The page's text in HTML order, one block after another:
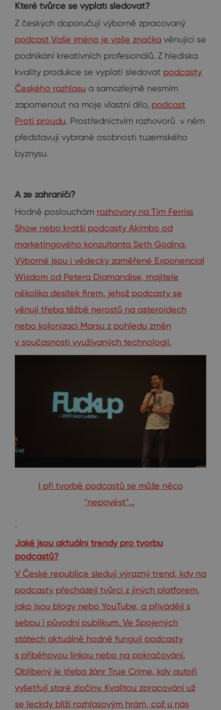
Které tvůrce se vyplatí sledovat?
Z českých doporučuji výborně zpracovaný
podcast Vaše jméno je vaše značka věnující se
podnikání kreativních profesionálů. Z hlediska
kvality produkce se vyplatí sledovat podcasty
Českého rozhlasu a samozřejmě nesmím
zapomenout na moje vlastní dílo, podcast
Proti proudu. Prostřednictvím rozhovorů v něm
představuji vybrané osobnosti tuzemského
byznysu.
A ze zahraničí?
Hodně poslouchám rozhovory na Tim Ferriss
Show nebo kratší podcasty Akimbo od
marketingového konzultanta Seth Godina.
Výborné jsou i vědecky zaměřené Exponencial
Wisdom od Petera Diamandise, majitele
několika desítek firem, jehož podcasty se
věnují třeba těžbě nerostů na asteroidech
nebo kolonizaci Marsu z pohledu změn
v současnosti využívaných technologií.
I při tvorbě podcastů se může něco
"nepovést"...
Jaké jsou aktuální trendy pro tvorbu
podcastů?
V České republice sleduji výrazný trend, kdy na
podcasty přecházejí tvůrci z jiných platforem,
jako jsou blogy nebo YouTube, a přivádějí s
sebou i původní publikum. Ve Spojených
státech aktuálně hodně fungují podcasty
s příběhovou linkou nebo na pokračování.
Oblíbený je třeba žánr True Crime, kdy autoři
vyšetřují staré zločiny. Kvalitou zpracování už
se leckdy blíží rozhlasovým hrám, což u nás